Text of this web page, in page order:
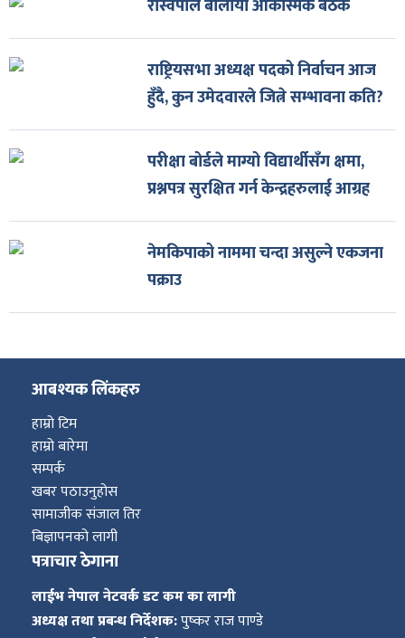
रास्वपाले बोलायो आकस्मिक बैठक
राष्ट्रियसभा अध्यक्ष पदको निर्वाचन आज
हुँदै, कुन उमेदवारले जित्ने सम्भावना कति?
परीक्षा बोर्डले माग्यो विद्यार्थीसँग क्षमा,
प्रश्नपत्र सुरक्षित गर्न केन्द्रहरुलाई आग्रह
नेमकिपाको नाममा चन्दा असुल्ने एकजना
पक्राउ
आबश्यक लिंकहरु
हाम्रो टिम
हाम्रो बारेमा
सम्पर्क
खबर पठाउनुहोस
सामाजीक संजाल तिर
बिज्ञापनको लागी
पत्राचार ठेगाना
लाईभ नेपाल नेटवर्क डट कम का लागी
अध्यक्ष तथा प्रबन्ध निर्देशक:पुष्कर राज पाण्डे